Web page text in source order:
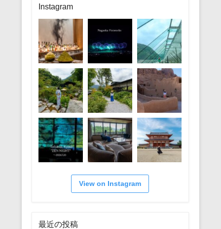
リ
ー
Instagram
View on Instagram
最近の投稿